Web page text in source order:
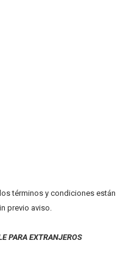
términos y condiciones están
previo aviso.
PARA EXTRANJEROS